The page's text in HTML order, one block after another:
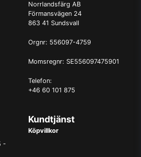
Norrlandsfärg AB
Förmansvägen 24
863 41 Sundsvall
Orgnr: 556097-4759
Momsregnr: SE556097475901
Telefon:
+46 60 101 875
-
Kundtjänst
Köpvillkor